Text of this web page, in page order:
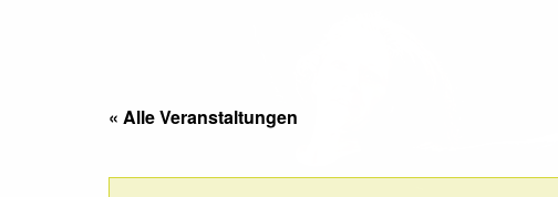
« Alle Veranstaltungen